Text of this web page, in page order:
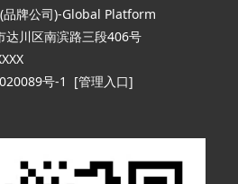
品牌公司)-Global Platform
达川区南滨路三段406号
号-1 [管理入口]